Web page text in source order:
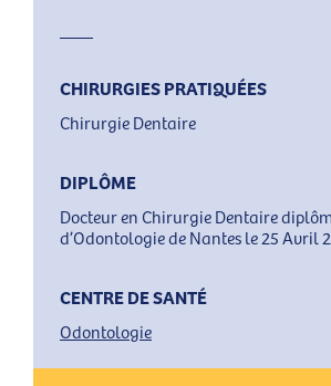
CHIRURGIES PRATIQUÉES
Chirurgie Dentaire
DIPLÔME
Docteur en Chirurgie Dentaire
d’Odontologie de Nantes le 25 Avril
CENTRE DE SANTÉ
Odontologie